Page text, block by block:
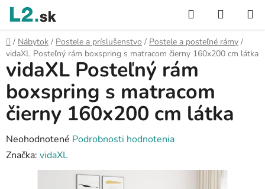
Prejsť
obsah
Hľadať
KOŠÍK
Domov
/ Nábytok / Postele a príslušenstvo / Postele a posteľné rámy /
vidaXL Posteľný rám boxspring s matracom čierny 160x200 cm látka
vidaXL Posteľný rám
boxspring s matracom
čierny 160x200 cm látka
Priemerné
hodnotenie
produktu
Neohodnotené Podrobnosti hodnotenia
Značka: vidaXL